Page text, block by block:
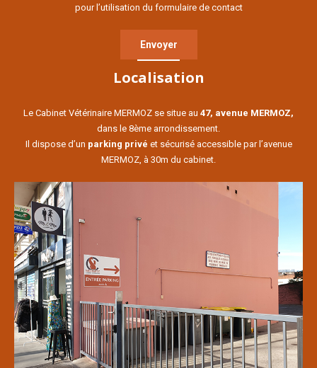
pour l’utilisation du formulaire de contact
Localisation
Le Cabinet Vétérinaire MERMOZ se situe au 47, avenue MERMOZ,
dans le 8ème arrondissement.
Il dispose d’un parking privé et sécurisé accessible par l’avenue
MERMOZ, à 30m du cabinet.